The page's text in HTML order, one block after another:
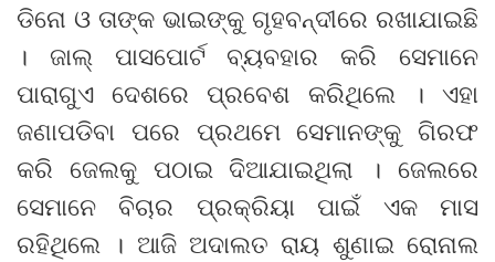
ଡିନୋ ଓ ତାଙ୍କ ଭାଇଙ୍କୁ ଗୃହବନ୍ଦୀରେ ରଖାଯାଇଛି
। ଜାଲ୍ ପାସପୋର୍ଟ ବ୍ୟବହାର କରି ସେମାନେ
ପାରାଗୁଏ ଦେଶରେ ପ୍ରବେଶ କରିଥିଲେ । ଏହା
ଜଣାପଡିବା ପରେ ପ୍ରଥମେ ସେମାନଙ୍କୁ ଗିରଫ
କରି ଜେଲକୁ ପଠାଇ ଦିଆଯାଇଥିଲା । ଜେଲରେ
ସେମାନେ ବିଚାର ପ୍ରକ୍ରିୟା ପାଇଁ ଏକ ମାସ
ରହିଥିଲେ । ଆଜି ଅଦାଲତ ରାୟ ଶୁଣାଇ ରୋନାଲ